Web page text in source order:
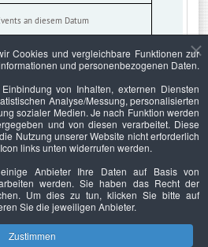
an diesem Datum
an diesem Datum
an diesem Datum
an diesem Datum
an diesem Datum
Cookies und vergleichbare Funktionen zur
und personenbezogenen Daten.
von Inhalten, externen Diensten
Analyse/Messung, personalisierten
sozialer Medien. Je nach Funktion werden
und von diesen verarbeitet. Diese
Nutzung unserer Website nicht erforderlich
links unten widerrufen werden.
Anbieter Ihre Daten auf Basis von
werden. Sie haben das Recht der
Um dies zu tun, klicken Sie bitte auf
Sie die jeweiligen Anbieter.
Zustimmen